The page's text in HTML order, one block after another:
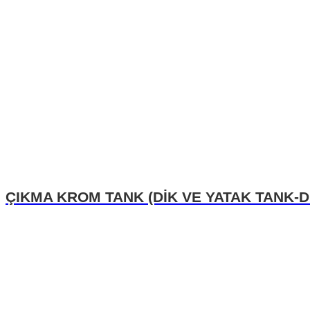
ÇIKMA KROM TANK (DİK VE YATAK TANK-